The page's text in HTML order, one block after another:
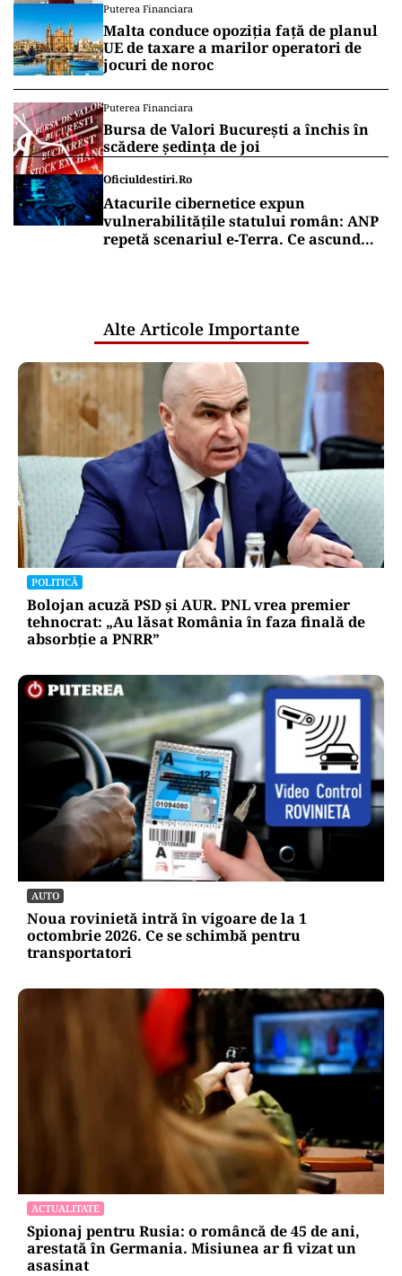
Puterea Financiara
Malta conduce opoziția față de planul
UE de taxare a marilor operatori de
jocuri de noroc
Puterea Financiara
Bursa de Valori București a închis în
scădere ședința de joi
Oficiuldestiri.ro
Atacurile cibernetice expun
vulnerabilitățile statului român: ANP
repetă scenariul e‑Terra. Ce ascund
Alte Articole Importante
POLITICĂ
Bolojan acuză PSD și AUR. PNL vrea premier
tehnocrat: „Au lăsat România în faza finală de
absorbţie a PNRR”
AUTO
Noua rovinietă intră în vigoare de la 1
octombrie 2026. Ce se schimbă pentru
transportatori
ACTUALITATE
Spionaj pentru Rusia: o româncă de 45 de ani,
arestată în Germania. Misiunea ar fi vizat un
asasinat